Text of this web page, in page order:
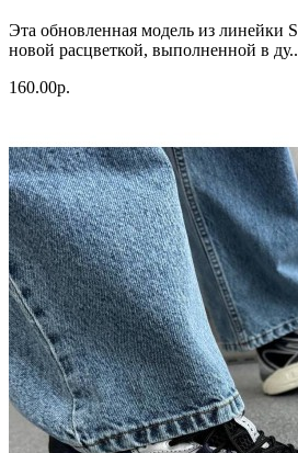
Эта обновленная модель из линейки
новой расцветкой, выполненной в ду..
160.00р.